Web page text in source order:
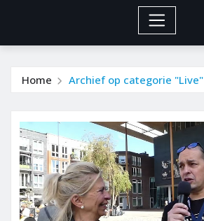
Home Archief op categorie "Live"